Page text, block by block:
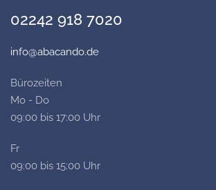
02242 918 7020
info@abacando.de
Bürozeiten
Mo - Do
09:00 bis 17:00 Uhr
Fr
09:00 bis 15:00 Uhr